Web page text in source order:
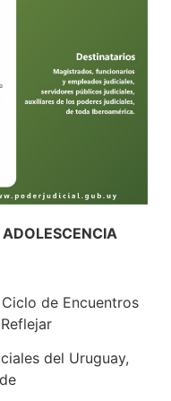
de Encuentros
del Uruguay,